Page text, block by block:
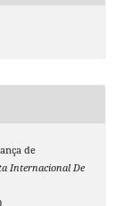
de
Internacional De